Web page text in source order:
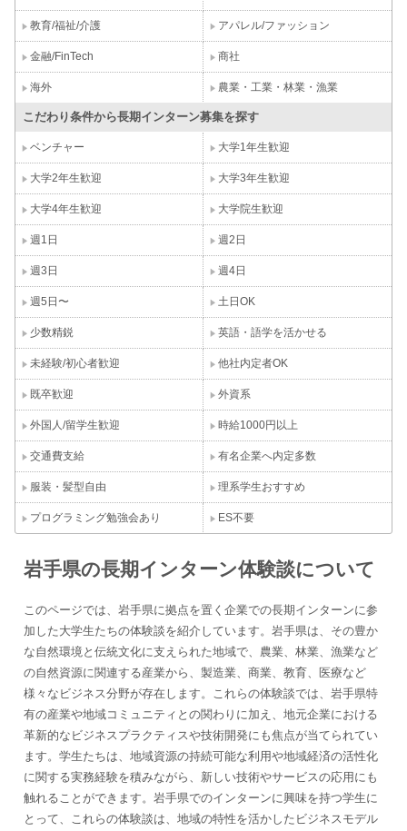
教育/福祉/介護 アパレル/ファッション
金融/FinTech 商社
海外 農業・工業・林業・漁業
こだわり条件から長期インターン募集を探す
ベンチャー 大学1年生歓迎
大学2年生歓迎 大学3年生歓迎
大学4年生歓迎 大学院生歓迎
週1日 週2日
週3日 週4日
週5日〜 土日OK
少数精鋭 英語・語学を活かせる
未経験/初心者歓迎 他社内定者OK
既卒歓迎 外資系
外国人/留学生歓迎 時給1000円以上
交通費支給 有名企業へ内定多数
服装・髪型自由 理系学生おすすめ
プログラミング勉強会あり ES不要
岩手県の長期インターン体験談について
このページでは、岩手県に拠点を置く企業での長期インターンに参
加した大学生たちの体験談を紹介しています。岩手県は、その豊か
な自然環境と伝統文化に支えられた地域で、農業、林業、漁業など
の自然資源に関連する産業から、製造業、商業、教育、医療など
様々なビジネス分野が存在します。これらの体験談では、岩手県特
有の産業や地域コミュニティとの関わりに加え、地元企業における
革新的なビジネスプラクティスや技術開発にも焦点が当てられてい
ます。学生たちは、地域資源の持続可能な利用や地域経済の活性化
に関する実務経験を積みながら、新しい技術やサービスの応用にも
触れることができます。岩手県でのインターンに興味を持つ学生に
とって、これらの体験談は、地域の特性を活かしたビジネスモデル